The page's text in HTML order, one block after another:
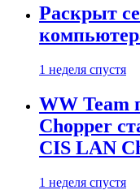
Раскрыт
1 неделя спустя
WW Team
Chopper
CIS LAN
1 неделя спустя